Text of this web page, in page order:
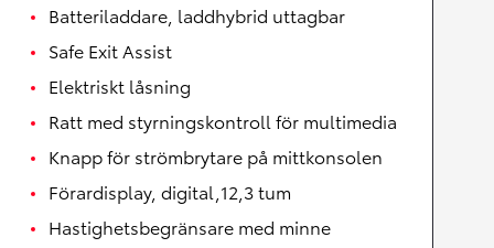
Batteriladdare, laddhybrid uttagbar
Safe Exit Assist
Elektriskt låsning
Ratt med styrningskontroll för multimedia
Knapp för strömbrytare på mittkonsolen
Förardisplay, digital,12,3 tum
Hastighetsbegränsare med minne